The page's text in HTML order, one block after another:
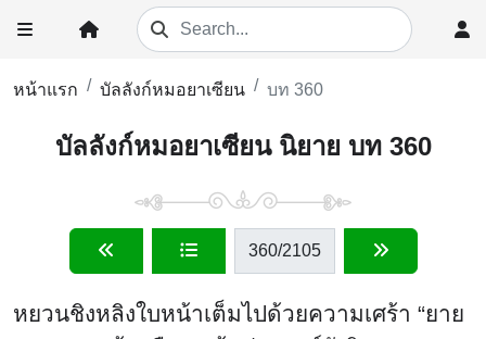
หน้าแรก บัลลังก์หมอยาเซียน บท 360
บัลลังก์หมอยาเซียน นิยาย บท 360
360/2105
หยวนชิงหลิงใบหน้าเต็มไปด้วยความเศร้า “ยาย